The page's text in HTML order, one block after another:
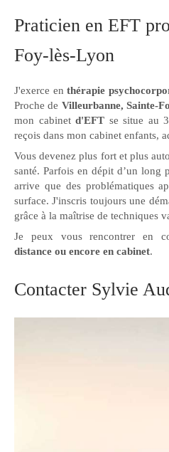
Praticien en EFT
Foy-lès-Lyon
J'exerce en thérapie
Proche de Villeurbanne, Sainte-
mon cabinetd'EFT se situe au
reçois dans mon cabinet enfants,
Vous devenez plus fort et plus
santé. Parfois en dépit d’un long
arrive que des problématiques
surface. J'inscris toujours une
grâce à la maîtrise de techniques
Je peux vous rencontrer en
distance ou encore en cabinet.
Contacter Sylvie